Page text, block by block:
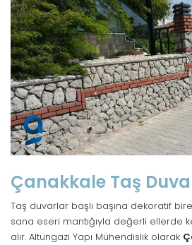
Çanakkale Taş
Taş duvarlar başlı başına dekoratif
sana eseri mantığıyla değerli ellerde
alır. Altungazi Yapı Mühendislik olarak